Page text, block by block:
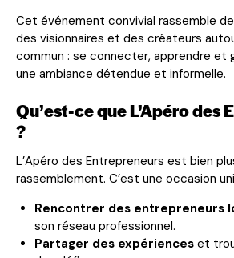
Cet événement convivial rassemble
des visionnaires et des créateurs
commun : se connecter, apprendre et
une ambiance détendue et informelle.
Qu’est-ce que L’Apéro des
?
L’Apéro des Entrepreneurs est bien
rassemblement. C’est une occasion
Rencontrer des entrepreneurs
son réseau professionnel.
Partager des expérienceset